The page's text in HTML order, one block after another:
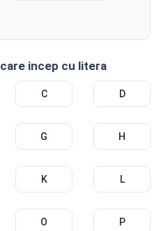
incep cu litera
C D
G H
K L
O P